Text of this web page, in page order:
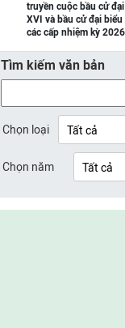
UBMTTQ Việt Nam
UBMTTQ Việt Nam
UBMTTQ Việt Nam
UBMTTQ Việt Nam
UBMTTQ Việt
truyền cuộc bầu cử
XVI và bầu cử đại
các cấp nhiệm kỳ
Tìm kiếm văn bản
Chọn loại
Chọn năm